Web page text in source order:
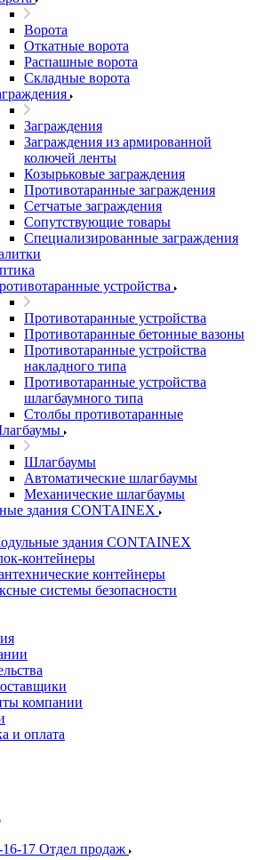
Ворота
Откатные ворота
Распашные ворота
Складные ворота
Заграждения
Заграждения из армированной
колючей ленты
Козырьковые заграждения
Противотаранные заграждения
Сетчатые заграждения
Сопутствующие товары
Специализированные заграждения
устройства
Противотаранные устройства
Противотаранные бетонные вазоны
Противотаранные устройства
накладного типа
Противотаранные устройства
шлагбаумного типа
Столбы противотаранные
Шлагбаумы
Автоматические шлагбаумы
Механические шлагбаумы
здания CONTAINEX
здания CONTAINEX
контейнеры
контейнеры
системы безопасности
компании
и оплата
17 Отдел продаж